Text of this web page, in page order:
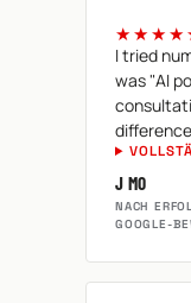
I tried
was "AI
J MO
NACH
GOOGLE-